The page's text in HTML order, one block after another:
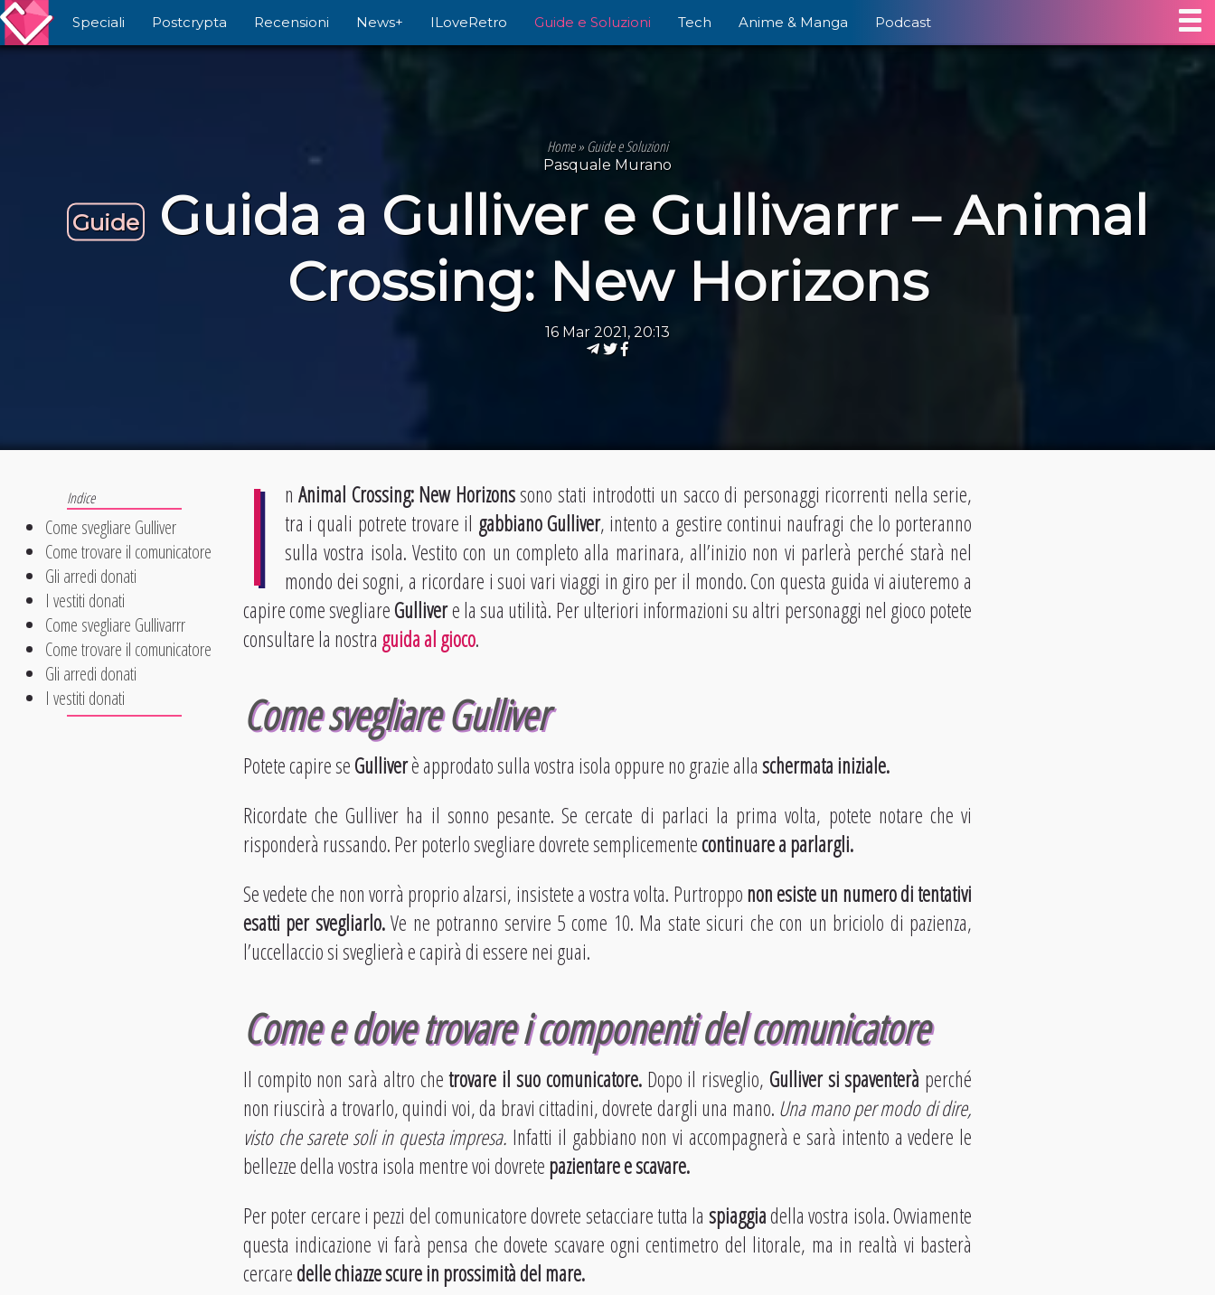
Speciali Postcrypta Recensioni News+ ILoveRetro Guide e Soluzioni Tech Anime & Manga Podcast
Home» Guide e Soluzioni
Pasquale Murano
Guide
Guida a Gulliver e Gullivarrr – Animal
Crossing: New Horizons
16 Mar 2021, 20:13
I nAnimal Crossing:New Horizonssono stati introdotti un sacco di personaggi ricorrenti nella serie,
tra i quali potrete trovare il gabbiano Gulliver, intento a gestire continui naufragi che lo porteranno
sulla vostra isola. Vestito con un completo alla marinara, all’inizio non vi parlerà perché starà nel
mondo dei sogni, a ricordare i suoi vari viaggi in giro per il mondo. Con questa guida vi aiuteremo a
capire come svegliareGullivere la sua utilità. Per ulteriori informazioni su altri personaggi nel gioco potete
consultare la nostra guida al gioco.
Come svegliare Gulliver
Come trovare il comunicatore
Gli arredi donati
I vestiti donati
Come svegliare Gullivarrr
Come trovare il comunicatore
Gli arredi donati
I vestiti donati
Come svegliare Gulliver
Potete capire seGulliverè approdato sulla vostra isola oppure no grazie allaschermata iniziale.
Ricordate che Gulliver ha il sonno pesante. Se cercate di parlaci la prima volta, potete notare che vi
risponderà russando. Per poterlo svegliare dovrete semplicementecontinuare a parlargli.
Se vedete che non vorrà proprio alzarsi, insistete a vostra volta. Purtropponon esiste un numero di tentativi
esatti per svegliarlo.Ve ne potranno servire 5 come 10. Ma state sicuri che con un briciolo di pazienza,
l’uccellaccio si sveglierà e capirà di essere nei guai.
Come e dove trovare i componenti del comunicatore
Il compito non sarà altro chetrovare il suo comunicatore. Dopo il risveglio, Gulliver si spaventerà perché
non riuscirà a trovarlo, quindi voi, da bravi cittadini, dovrete dargli una mano. Una mano per modo di dire,
visto che sarete soli in questa impresa. Infatti il gabbiano non vi accompagnerà e sarà intento a vedere le
bellezze della vostra isola mentre voi dovretepazientare e scavare.
Per poter cercare i pezzi del comunicatore dovrete setacciare tutta la spiaggiadella vostra isola. Ovviamente
questa indicazione vi farà pensa che dovete scavare ogni centimetro del litorale, ma in realtà vi basterà
cercaredelle chiazze scure in prossimità del mare.